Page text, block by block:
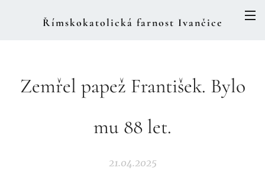
Římskokatolická farnost Ivančice
Zemřel papež František. Bylo
mu 88 let.
21.04.2025